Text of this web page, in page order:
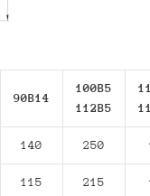
90В14
100B5
112В5
140 250
115 215